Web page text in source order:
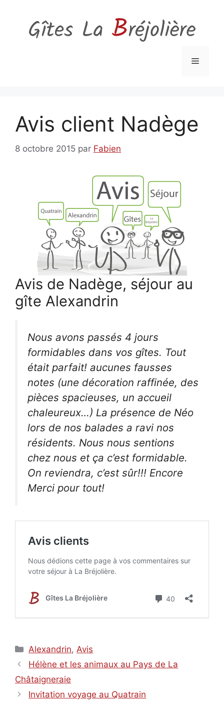
contenu
Menu
Avis client Nadège
8 octobre 2015 par Fabien
Avis de Nadège, séjour au
gîte Alexandrin
Nous avons passés 4 jours
formidables dans vos gîtes. Tout
était parfait! aucunes fausses
notes (une décoration raffinée, des
pièces spacieuses, un accueil
chaleureux…) La présence de Néo
lors de nos balades a ravi nos
résidents. Nous nous sentions
chez nous et ça c’est formidable.
On reviendra, c’est sûr!!! Encore
Merci pour tout!
Catégories
Alexandrin,Avis
Hélène et les animaux au Pays de La
Châtaigneraie
Invitation voyage au Quatrain